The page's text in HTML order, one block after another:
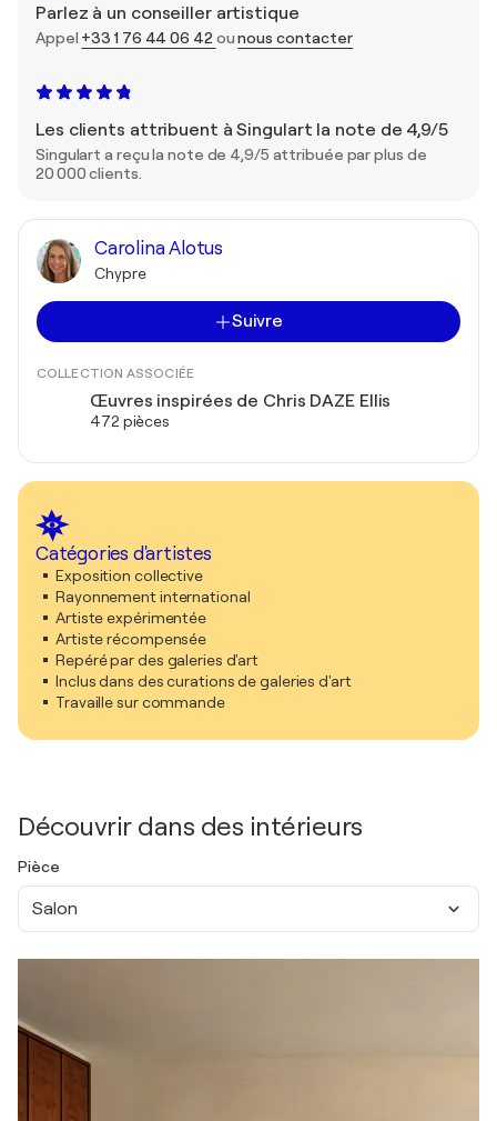
Parlez à un conseiller artistique
Appel +33 1 76 44 06 42 ounous contacter
Les clients attribuent à Singulart la note de 4,9/5
Singulart a reçu la note de 4,9/5 attribuée par plus de
20 000 clients.
Carolina Alotus
Chypre
Suivre
COLLECTION ASSOCIÉE
Œuvres inspirées de Chris DAZE Ellis
472 pièces
Catégories d'artistes
Exposition collective
Rayonnement international
Artiste expérimentée
Artiste récompensée
Repéré par des galeries d'art
Inclus dans des curations de galeries d'art
Travaille sur commande
Découvrir dans des intérieurs
Pièce
Salon